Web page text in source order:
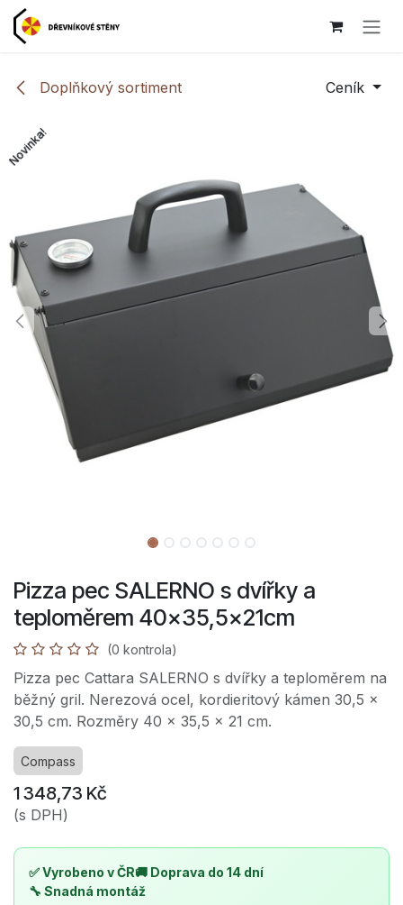
Přejít na obsah
Doplňkový sortiment Ceník
Novinka!
Novinka!
Pizza pec SALERNO s dvířky a
teploměrem 40x35,5x21cm
(0 kontrola)
Pizza pec Cattara SALERNO s dvířky a teploměrem na
běžný gril. Nerezová ocel, kordieritový kámen 30,5 x
30,5 cm. Rozměry 40 x 35,5 x 21 cm.
Compass
1 348,73 Kč
(s DPH)
✅ Vyrobeno v ČR🚚 Doprava do 14 dní
🔧 Snadná montáž